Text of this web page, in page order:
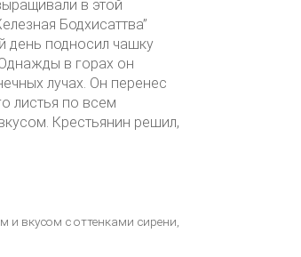
в этой
Бодхисаттва”
день подносил чашку
в горах он
лучах. Он перенес
листья по всем
Крестьянин решил,
вкусом с оттенками сирени,